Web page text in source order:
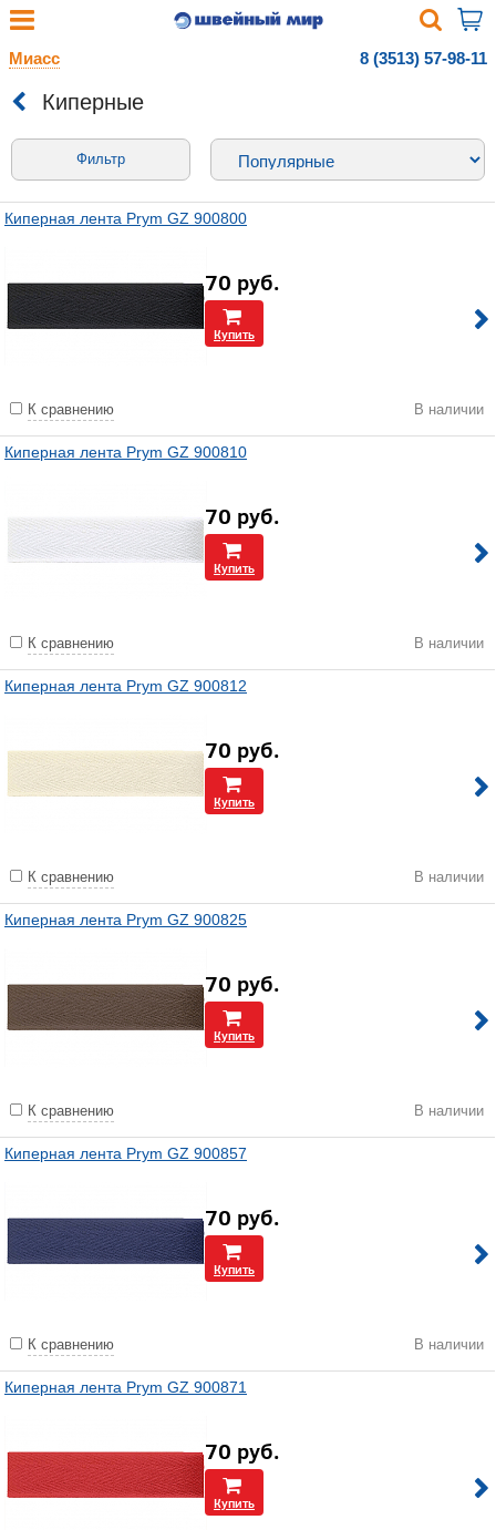
Миасс 8 (3513) 57-98-11
Киперные
Фильтр
Киперная лента Prym GZ 900800
70 руб.
Купить
К сравнению В наличии
Киперная лента Prym GZ 900810
70 руб.
Купить
К сравнению В наличии
Киперная лента Prym GZ 900812
70 руб.
Купить
К сравнению В наличии
Киперная лента Prym GZ 900825
70 руб.
Купить
К сравнению В наличии
Киперная лента Prym GZ 900857
70 руб.
Купить
К сравнению В наличии
Киперная лента Prym GZ 900871
70 руб.
Купить